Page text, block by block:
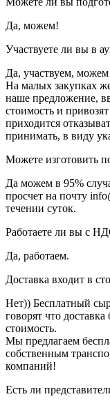
Да, можем!
Участвуете ли вы в
Да, участвуем, можем
На малых закупках
наше предложение,
стоимость и
приходится
принимать, в виду
Можете изготовить
Да можем в 95%
просчет на почту
течении суток.
Работаете ли вы с
Да, работаем.
Доставка входит в
Нет)) Бесплатный
говорят что
стоимость.
Мы предлагаем
собственным
компаний!
Есть ли